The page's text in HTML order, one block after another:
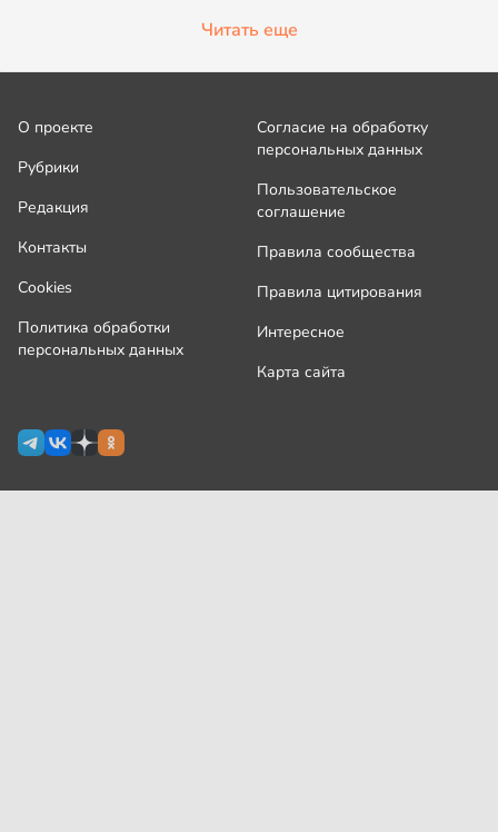
Читать еще
О проекте
Рубрики
Редакция
Контакты
Cookies
Политика обработки
персональных данных
Согласие на обработку
персональных данных
Пользовательское
соглашение
Правила сообщества
Правила цитирования
Интересное
Карта сайта